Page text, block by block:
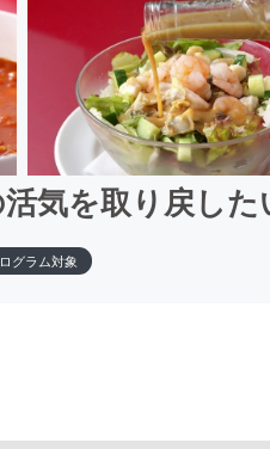
気を取り戻した
グラム対象